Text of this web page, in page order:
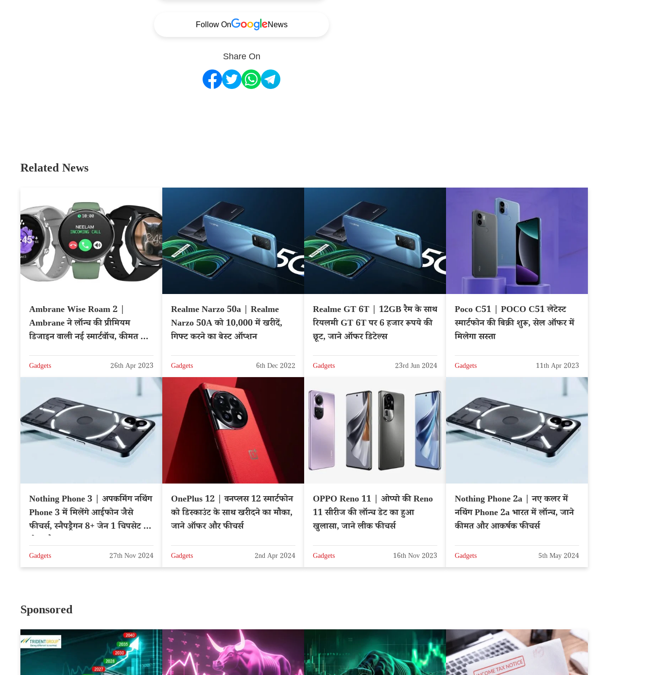
Follow On News
Share On
Related News
Ambrane Wise Roam 2 |
Ambrane ने लॉन्च की प्रीमियम
डिजाइन वाली नई स्मार्टवॉच, कीमत भी
Gadgets 26th Apr 2023
Realme Narzo 50a | Realme
Narzo 50A को 10,000 में खरीदें,
गिफ्ट करने का बेस्ट ऑप्शन
Gadgets 6th Dec 2022
Realme GT 6T | 12GB रैम के साथ
रियलमी GT 6T पर 6 हजार रूपये की
छूट, जाने ऑफर डिटेल्स
Gadgets 23rd Jun 2024
Poco C51 | POCO C51 लेटेस्ट
स्मार्टफोन की बिक्री शुरू, सेल ऑफर में
मिलेगा सस्ता
Gadgets 11th Apr 2023
Nothing Phone 3 | अपकमिंग नथिंग
Phone 3 में मिलेंगे आईफोन जैसे
फीचर्स, स्नैपड्रैगन 8+ जेन 1 चिपसेट से
Gadgets 27th Nov 2024
OnePlus 12 | वनप्लस 12 स्मार्टफोन
को डिस्काउंट के साथ खरीदने का मौका,
जाने ऑफर और फीचर्स
Gadgets 2nd Apr 2024
OPPO Reno 11 | ओप्पो की Reno
11 सीरीज की लॉन्च डेट का हुआ
खुलासा, जाने लीक फीचर्स
Gadgets 16th Nov 2023
Nothing Phone 2a | नए कलर में
नथिंग Phone 2a भारत में लॉन्च, जाने
कीमत और आकर्षक फीचर्स
Gadgets 5th May 2024
Sponsored